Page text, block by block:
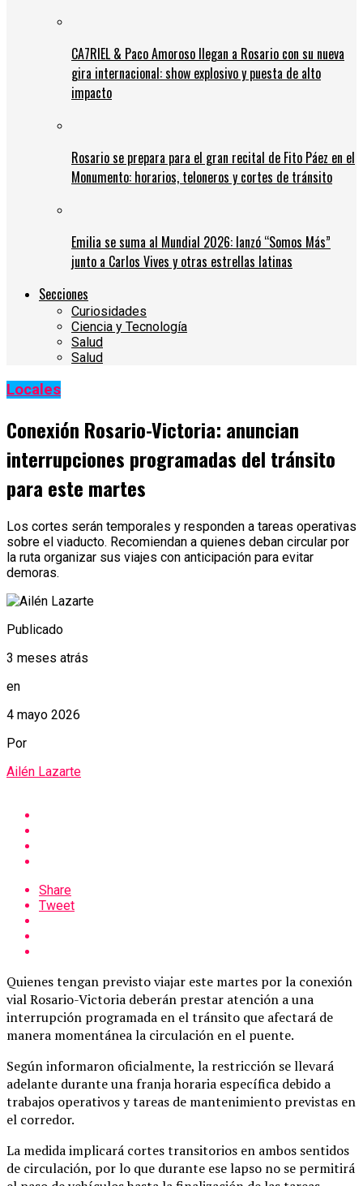
CA7RIEL & Paco Amoroso llegan a Rosario con su nueva
gira internacional: show explosivo y puesta de alto
impacto
Rosario se prepara para el gran recital de Fito Páez en el
Monumento: horarios, teloneros y cortes de tránsito
Emilia se suma al Mundial 2026: lanzó “Somos Más”
junto a Carlos Vives y otras estrellas latinas
Secciones
Curiosidades
Ciencia y Tecnología
Salud
Salud
Locales
Conexión Rosario-Victoria: anuncian
interrupciones programadas del tránsito
para este martes
Los cortes serán temporales y responden a tareas operativas
sobre el viaducto. Recomiendan a quienes deban circular por
la ruta organizar sus viajes con anticipación para evitar
demoras.
Publicado
3 meses atrás
en
4 mayo 2026
Por
Ailén Lazarte
Share
Tweet
Quienes tengan previsto viajar este martes por la conexión
vial Rosario-Victoria deberán prestar atención a una
interrupción programada en el tránsito que afectará de
manera momentánea la circulación en el puente.
Según informaron oficialmente, la restricción se llevará
adelante durante una franja horaria específica debido a
trabajos operativos y tareas de mantenimiento previstas en
el corredor.
La medida implicará cortes transitorios en ambos sentidos
de circulación, por lo que durante ese lapso no se permitirá